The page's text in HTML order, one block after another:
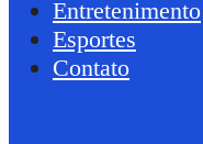
Entretenimento
Esportes
Contato